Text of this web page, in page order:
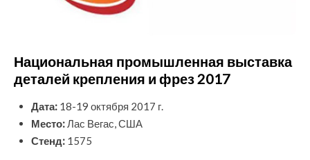
Национальная промышленная выставка
деталей крепления и фрез 2017
Дата: 18-19 октября 2017 г.
Место:Лас Вегас, США
Стенд: 1575